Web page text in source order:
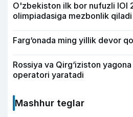
O'zbekiston ilk bor nufuzli IOI
olimpiadasiga mezbonlik qiladi
Farg‘onada ming yillik devor
Rossiya va Qirg‘iziston
operatori yaratadi
Mashhur teglar